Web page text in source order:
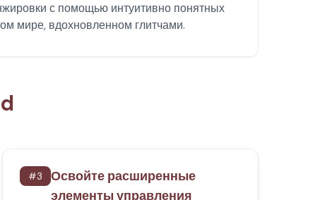
с помощью интуитивно понятных
мире, вдохновленном глитчами.
#3
Освойте расширенные
элементы управления